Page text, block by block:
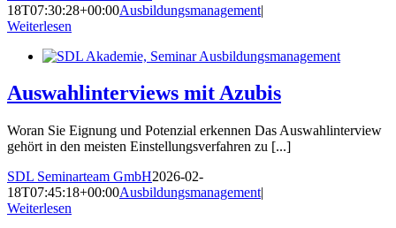
18T07:30:28+00:00Ausbildungsmanagement|
Weiterlesen
Auswahlinterviews mit Azubis
Woran Sie Eignung und Potenzial erkennen Das Auswahlinterview
gehört in den meisten Einstellungsverfahren zu [...]
SDL Seminarteam GmbH2026-02-
18T07:45:18+00:00Ausbildungsmanagement|
Weiterlesen